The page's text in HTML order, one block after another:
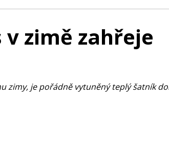
zimě zahřeje
zimy, je pořádně vytuněný teplý šatník